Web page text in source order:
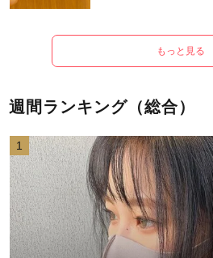
もっと見る
週間ランキング（総合）
1